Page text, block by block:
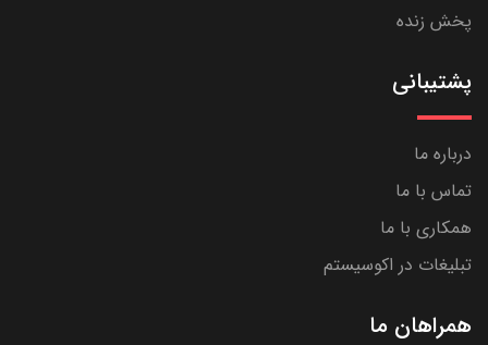
پخش زنده
پشتیبانی
درباره ما
تماس با ما
همکاری با ما
تبلیغات در اکوسیستم
همراهان ما